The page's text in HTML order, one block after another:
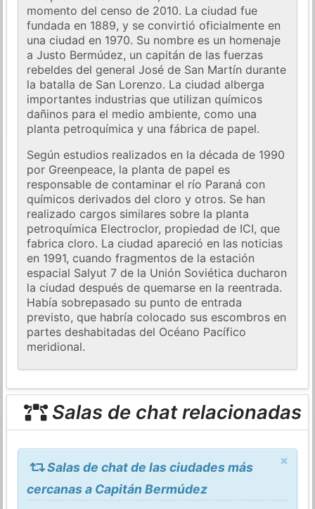
momento del censo de 2010. La ciudad fue
fundada en 1889, y se convirtió oficialmente en
una ciudad en 1970. Su nombre es un homenaje
a Justo Bermúdez, un capitán de las fuerzas
rebeldes del general José de San Martín durante
la batalla de San Lorenzo. La ciudad alberga
importantes industrias que utilizan químicos
dañinos para el medio ambiente, como una
planta petroquímica y una fábrica de papel.
Según estudios realizados en la década de 1990
por Greenpeace, la planta de papel es
responsable de contaminar el río Paraná con
químicos derivados del cloro y otros. Se han
realizado cargos similares sobre la planta
petroquímica Electroclor, propiedad de ICI, que
fabrica cloro. La ciudad apareció en las noticias
en 1991, cuando fragmentos de la estación
espacial Salyut 7 de la Unión Soviética ducharon
la ciudad después de quemarse en la reentrada.
Había sobrepasado su punto de entrada
previsto, que habría colocado sus escombros en
partes deshabitadas del Océano Pacífico
meridional.
Salas de chat relacionadas
×
Salas de chat de las ciudades más
cercanas a Capitán Bermúdez